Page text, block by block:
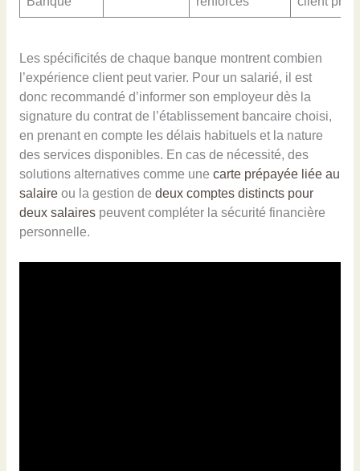
Les spécificités de chaque banque montrent combien
l’expérience client peut varier. Pour un salarié, il est
donc recommandé d’informer son employeur dès la
signature du contrat de l’établissement bancaire choisi,
en prenant en compte les délais habituels et la nature
des services disponibles. En cas de nécessité, des
solutions alternatives comme une carte prépayée liée au
salaireou la gestion de deux comptes distincts pour
deux salairespeuvent compléter la sécurité financière
personnelle.